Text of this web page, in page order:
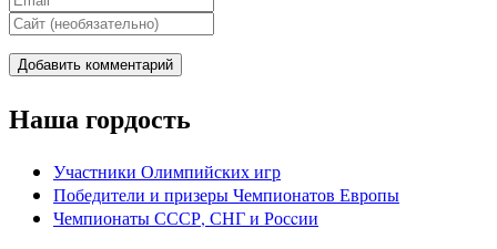
Наша гордость
Участники Олимпийских игр
Победители и призеры Чемпионатов Европы
Чемпионаты СССР, СНГ и Росcии